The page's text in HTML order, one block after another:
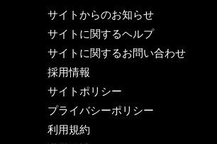
サイトからのお知らせ
サイトに関するヘルプ
サイトに関するお問い合わせ
採用情報
サイトポリシー
プライバシーポリシー
利用規約